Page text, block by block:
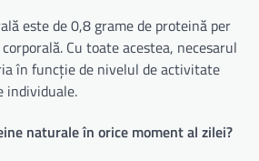
este de 0,8 grame de proteină per
Cu toate acestea, necesarul
în funcție de nivelul de activitate
individuale.
naturale în orice moment al zilei?